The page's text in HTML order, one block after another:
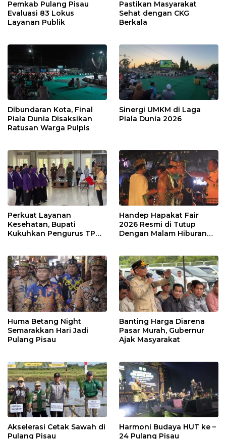
Pemkab Pulang Pisau
Evaluasi 83 Lokus
Layanan Publik
Pastikan Masyarakat
Sehat dengan CKG
Berkala
Dibundaran Kota, Final
Piala Dunia Disaksikan
Ratusan Warga Pulpis
Sinergi UMKM di Laga
Piala Dunia 2026
Perkuat Layanan
Kesehatan, Bupati
Kukuhkan Pengurus TP
Handep Hapakat Fair
2026 Resmi di Tutup
Dengan Malam Hiburan
Huma Betang Night
Semarakkan Hari Jadi
Pulang Pisau
Banting Harga Diarena
Pasar Murah, Gubernur
Ajak Masyarakat
Akselerasi Cetak Sawah di
Pulang Pisau
Harmoni Budaya HUT ke –
24 Pulang Pisau